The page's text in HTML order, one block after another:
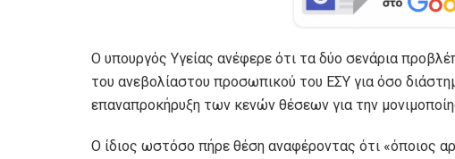
Ο υπουργός Υγείας ανέφερε ότι τα δύο σενάρια
του ανεβολίαστου προσωπικού του ΕΣΥ για όσο
επαναπροκήρυξη των κενών θέσεων για την
Ο ίδιος ωστόσο πήρε θέση αναφέροντας ότι «όποιος